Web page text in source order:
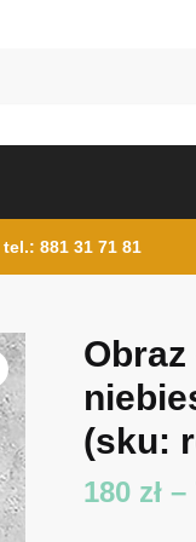
tel.: 881 31 71 81
(sku:
180 zł –